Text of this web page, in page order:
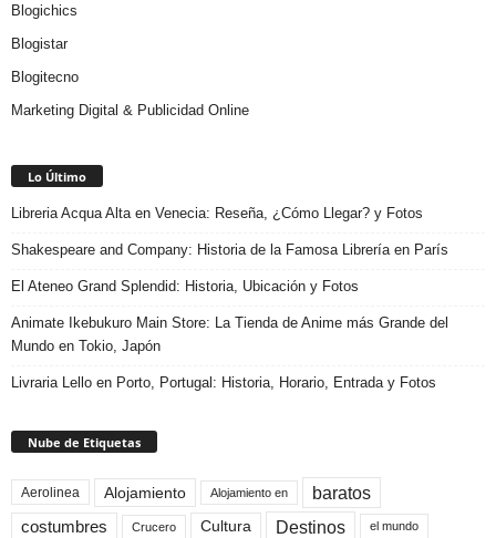
Blogichics
Blogistar
Blogitecno
Marketing Digital & Publicidad Online
Lo Último
Libreria Acqua Alta en Venecia: Reseña, ¿Cómo Llegar? y Fotos
Shakespeare and Company: Historia de la Famosa Librería en París
El Ateneo Grand Splendid: Historia, Ubicación y Fotos
Animate Ikebukuro Main Store: La Tienda de Anime más Grande del
Mundo en Tokio, Japón
Livraria Lello en Porto, Portugal: Historia, Horario, Entrada y Fotos
Nube de Etiquetas
Aerolinea Alojamiento Alojamiento en baratos
costumbres Crucero Cultura Destinos el mundo